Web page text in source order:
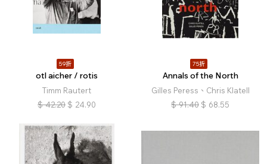
59折
otl aicher / rotis
Timm Rautert
$ 42.20 $ 24.90
75折
Annals of the North
Gilles Peress、Chris Klatell
$ 91.40 $ 68.55